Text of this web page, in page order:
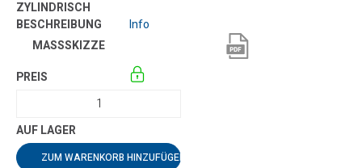
Info
ZUM WARENKORB HINZUFÜGEN